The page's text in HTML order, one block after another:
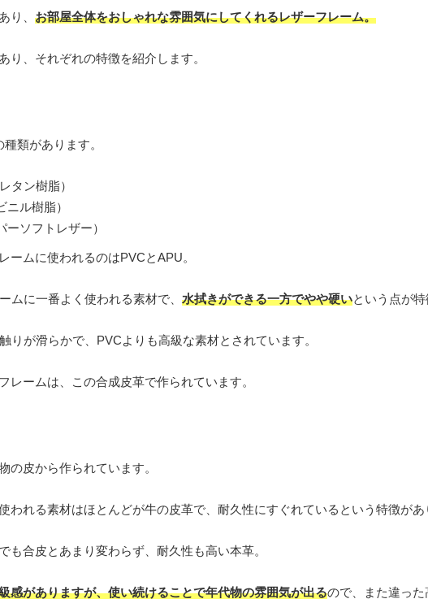
り、 お部屋全体をおしゃれな雰囲気にしてくれるレザーフレーム。
り、それぞれの特徴を紹介します。
類があります。
タン樹脂）
ニル樹脂）
ーソフトレザー）
ームに使われるのはPVCとAPU。
ムに一番よく使われる素材で、 水拭きができる一方でやや硬いという点が
りが滑らかで、PVCよりも高級な素材とされています。
レームは、この合成皮革で作られています。
の皮から作られています。
われる素材はほとんどが牛の皮革で、耐久性にすぐれているという特徴があ
も合皮とあまり変わらず、耐久性も高い本革。
感がありますが、使い続けることで年代物の雰囲気が出るので、また違っ